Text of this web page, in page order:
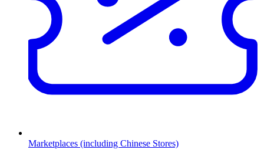
Marketplaces (including Chinese Stores)